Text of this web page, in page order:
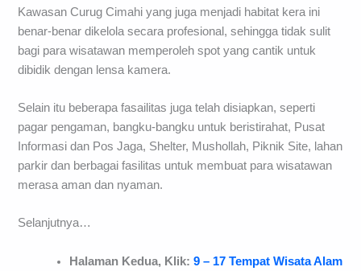
Kawasan Curug Cimahi yang juga menjadi habitat kera ini
benar-benar dikelola secara profesional, sehingga tidak sulit
bagi para wisatawan memperoleh spot yang cantik untuk
dibidik dengan lensa kamera.
Selain itu beberapa fasailitas juga telah disiapkan, seperti
pagar pengaman, bangku-bangku untuk beristirahat, Pusat
Informasi dan Pos Jaga, Shelter, Mushollah, Piknik Site, lahan
parkir dan berbagai fasilitas untuk membuat para wisatawan
merasa aman dan nyaman.
Selanjutnya…
Halaman Kedua, Klik:9 – 17 Tempat Wisata Alam